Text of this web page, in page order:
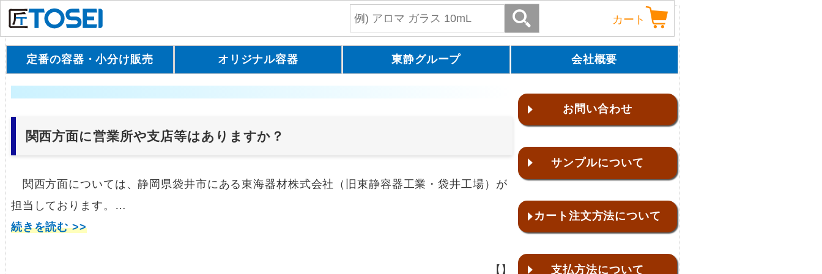
カート
関西方面に営業所や支店等はありますか？
関西方面については、静岡県袋井市にある東海器材株式会社（旧東静容器工業・袋井工場）が
担当しております。…
続きを読む >>
【】
定番の容器・小分け販売 オリジナル容器 東静グループ 会社概要
お問い合わせ
サンプルについて
カート注文方法について
支払方法について